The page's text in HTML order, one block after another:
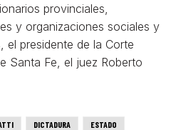
provinciales,
y organizaciones sociales y
el presidente de la Corte
Santa Fe, el juez Roberto
DICTADURA
ESTADO